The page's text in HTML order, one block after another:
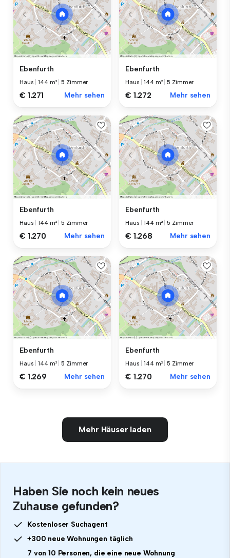
Ebenfurth
Haus |144 m² |5 Zimmer
€ 1.271 Mehr sehen
Ebenfurth
Haus |144 m² |5 Zimmer
€ 1.272 Mehr sehen
Ebenfurth
Haus |144 m² |5 Zimmer
€ 1.270 Mehr sehen
Ebenfurth
Haus |144 m² |5 Zimmer
€ 1.268 Mehr sehen
Ebenfurth
Haus |144 m² |5 Zimmer
€ 1.269 Mehr sehen
Ebenfurth
Haus |144 m² |5 Zimmer
€ 1.270 Mehr sehen
Mehr Häuser laden
Haben Sie noch kein neues
Zuhause gefunden?
Kostenloser Suchagent
+300 neue Wohnungen täglich
7 von 10 Personen, die eine neue Wohnung